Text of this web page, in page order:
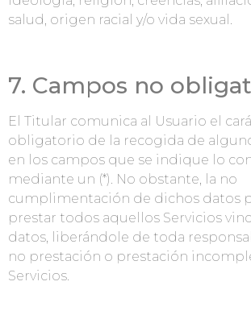
salud, origen racial y/o vida sexual.
7. Campos no
El Titular comunica al Usuario el
obligatorio de la recogida de
en los campos que se indique lo
mediante un (*). No obstante, la no
cumplimentación de dichos datos
prestar todos aquellos Servicios
datos, liberándole de toda
no prestación o prestación
Servicios.